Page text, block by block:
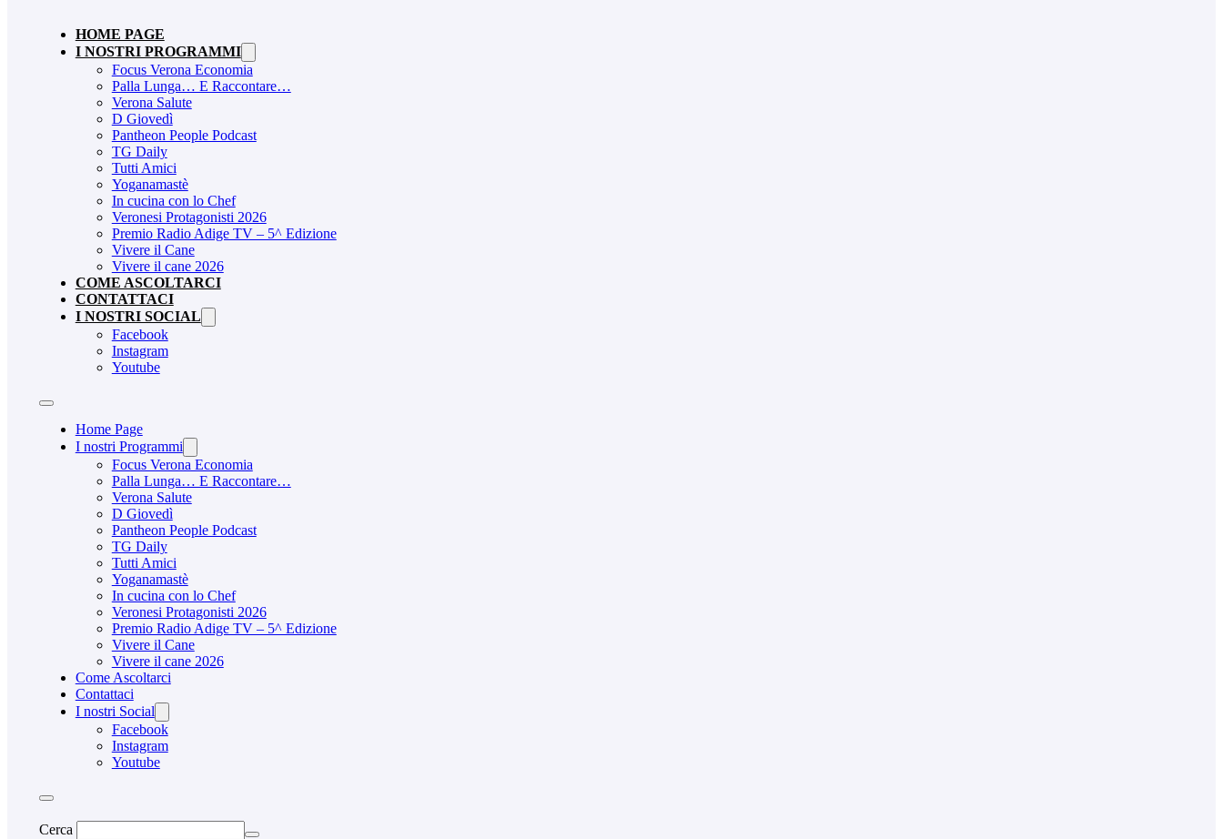
HOME PAGE
I NOSTRI PROGRAMMI
Focus Verona Economia
Palla Lunga… E Raccontare…
Verona Salute
D Giovedì
Pantheon People Podcast
TG Daily
Tutti Amici
Yoganamastè
In cucina con lo Chef
Veronesi Protagonisti 2026
Premio Radio Adige TV – 5^ Edizione
Vivere il Cane
Vivere il cane 2026
COME ASCOLTARCI
CONTATTACI
I NOSTRI SOCIAL
Facebook
Instagram
Youtube
Home Page
I nostri Programmi
Focus Verona Economia
Palla Lunga… E Raccontare…
Verona Salute
D Giovedì
Pantheon People Podcast
TG Daily
Tutti Amici
Yoganamastè
In cucina con lo Chef
Veronesi Protagonisti 2026
Premio Radio Adige TV – 5^ Edizione
Vivere il Cane
Vivere il cane 2026
Come Ascoltarci
Contattaci
I nostri Social
Facebook
Instagram
Youtube
Cerca